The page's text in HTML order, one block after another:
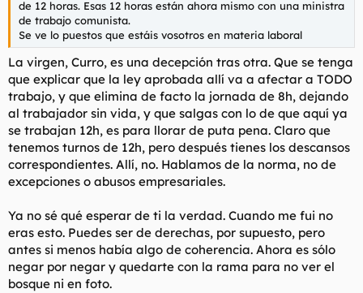
Y ahora vitorea a Pedro Sánchez y su política de empleo.
Ya puestos, podría hacer la jugada mas redonda todavía y
colocar a todos los parados que estén inscritos directamente
como funcionarios, creando puestos y estamentos públicos a
cascoporro y así conseguiríamos ser el país con menos paro de
europa.
Y no entro a valorar otros éxitos del gobierno socialista porque
me da pereza.
Tú, como trabajador y votante, lo que tienes que mirar es si tu
si el alquiler o el precio de la vivienda, o la cesta de la compra
y los gastos diarios se te hacen mas fáciles o difíciles de llevar.
¿ahorras mas o menos? ese debería ser tu indicativo de una
buena o mala situación económica, no lo que diga el gobierno
corrupto que tenemos.
de 12 horas. Esas 12 horas están ahora mismo con una ministra
de trabajo comunista.
Se ve lo puestos que estáis vosotros en materia laboral
La virgen, Curro, es una decepción tras otra. Que se tenga
que explicar que la ley aprobada allí va a afectar a TODO
trabajo, y que elimina de facto la jornada de 8h, dejando
al trabajador sin vida, y que salgas con lo de que aquí ya
se trabajan 12h, es para llorar de puta pena. Claro que
tenemos turnos de 12h, pero después tienes los descansos
correspondientes. Allí, no. Hablamos de la norma, no de
excepciones o abusos empresariales.
Ya no sé qué esperar de ti la verdad. Cuando me fui no
eras esto. Puedes ser de derechas, por supuesto, pero
antes si menos había algo de coherencia. Ahora es sólo
negar por negar y quedarte con la rama para no ver el
bosque ni en foto.